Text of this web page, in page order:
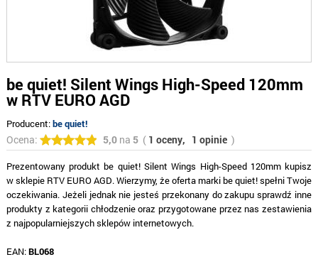
be quiet! Silent Wings High-Speed 120mm
w RTV EURO AGD
Producent:be quiet!
Ocena: 5,0na 5( 1 oceny, 1 opinie )
Prezentowany produkt be quiet! Silent Wings High-Speed 120mm kupisz
w sklepie RTV EURO AGD. Wierzymy, że oferta marki be quiet! spełni Twoje
oczekiwania. Jeżeli jednak nie jesteś przekonany do zakupu sprawdź inne
produkty z kategorii chłodzenie oraz przygotowane przez nas zestawienia
z najpopularniejszych sklepów internetowych.
EAN:BL068